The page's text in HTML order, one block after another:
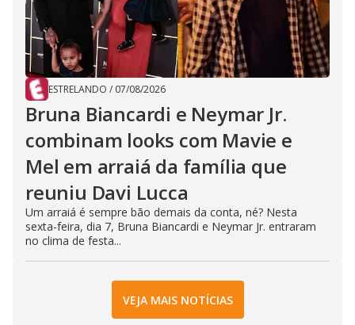
ESTRELANDO / 07/08/2026
Bruna Biancardi e Neymar Jr.
combinam looks com Mavie e
Mel em arraiá da família que
reuniu Davi Lucca
Um arraiá é sempre bão demais da conta, né? Nesta
sexta-feira, dia 7, Bruna Biancardi e Neymar Jr. entraram
no clima de festa...
VEJA MAIS NOTÍCIAS